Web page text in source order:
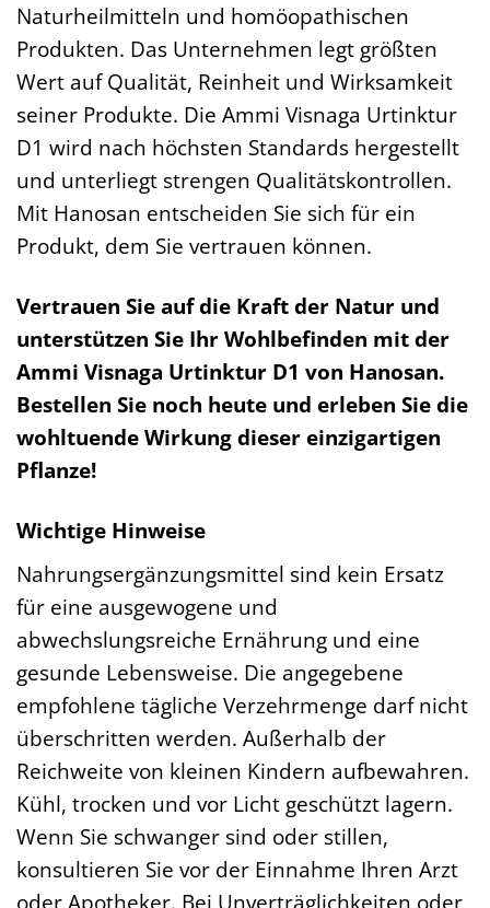
Naturheilmitteln und homöopathischen
Produkten. Das Unternehmen legt größten
Wert auf Qualität, Reinheit und Wirksamkeit
seiner Produkte. Die Ammi Visnaga Urtinktur
D1 wird nach höchsten Standards hergestellt
und unterliegt strengen Qualitätskontrollen.
Mit Hanosan entscheiden Sie sich für ein
Produkt, dem Sie vertrauen können.
Vertrauen Sie auf die Kraft der Natur und
unterstützen Sie Ihr Wohlbefinden mit der
Ammi Visnaga Urtinktur D1 von Hanosan.
Bestellen Sie noch heute und erleben Sie die
wohltuende Wirkung dieser einzigartigen
Pflanze!
Wichtige Hinweise
Nahrungsergänzungsmittel sind kein Ersatz
für eine ausgewogene und
abwechslungsreiche Ernährung und eine
gesunde Lebensweise. Die angegebene
empfohlene tägliche Verzehrmenge darf nicht
überschritten werden. Außerhalb der
Reichweite von kleinen Kindern aufbewahren.
Kühl, trocken und vor Licht geschützt lagern.
Wenn Sie schwanger sind oder stillen,
konsultieren Sie vor der Einnahme Ihren Arzt
oder Apotheker. Bei Unverträglichkeiten oder